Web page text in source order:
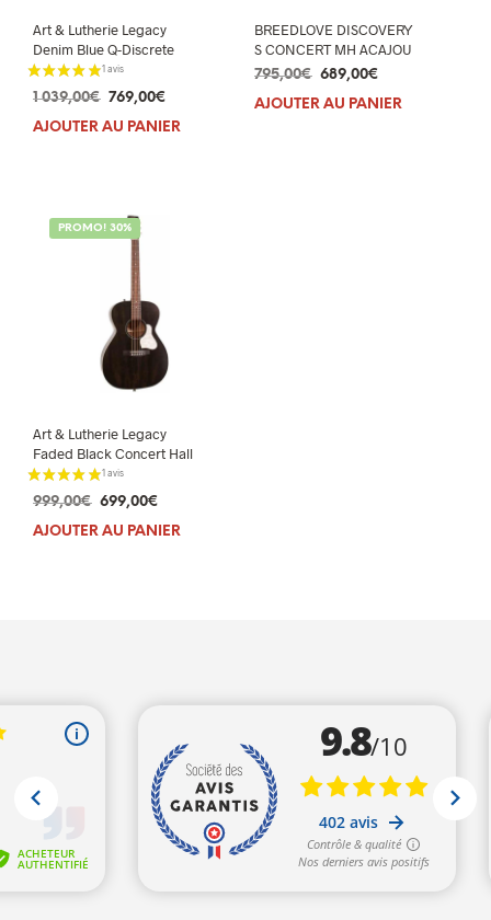
Art & Lutherie Legacy
Denim Blue Q-Discrete
1 039,00€ Le
prix
769,00€
prix
AJOUTER AU PANIER
BREEDLOVE DISCOVERY
S CONCERT MH ACAJOU
795,00€ Le
prix
689,00€Le
prix
AJOUTER AU PANIER
PROMO! 30%
Art & Lutherie Legacy
Faded Black Concert Hall
999,00€ Le
699,00€
AJOUTER AU PANIER